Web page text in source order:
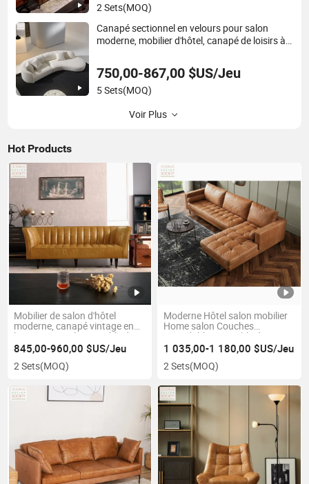
2 Sets(MOQ)
Canapé sectionnel en velours pour salon
moderne, mobilier d'hôtel, canapé de loisirs à
750,00-867,00 $US/Jeu
5 Sets(MOQ)
Voir Plus
Hot Products
Mobilier de salon d'hôtel
moderne, canapé vintage en
bois capitonné, ensemble de
luxe en cuir véritable
845,00-960,00 $US/Jeu
2 Sets(MOQ)
Moderne Hôtel salon mobilier
Home salon Couches
inoxydable Ensemble de
canapés en cuir véritable grain
en acier de loisirs
1 035,00-1 180,00 $US/Jeu
2 Sets(MOQ)